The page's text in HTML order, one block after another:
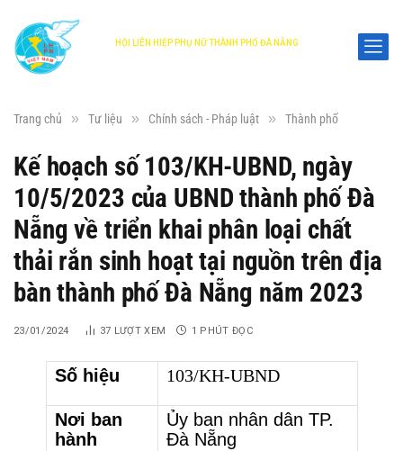
HỘI LIÊN HIỆP PHỤ NỮ THÀNH PHỐ ĐÀ NẴNG
Trang chủ » Tư liệu » Chính sách - Pháp luật » Thành phố
Kế hoạch số 103/KH-UBND, ngày
10/5/2023 của UBND thành phố Đà
Nẵng về triển khai phân loại chất
thải rắn sinh hoạt tại nguồn trên địa
bàn thành phố Đà Nẵng năm 2023
23/01/2024 37 LƯỢT XEM 1 PHÚT ĐỌC
Số hiệu 103/KH-UBND
Nơi ban
hành
Ủy ban nhân dân TP.
Đà Nẵng